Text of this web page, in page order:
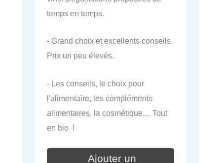
temps en temps.
- Grand choix et excellents conseils.
Prix un peu élevés.
- Les conseils, le choix pour
l'alimentaire, les compléments
alimentaires, la cosmétique… Tout
en bio !
Ajouter un